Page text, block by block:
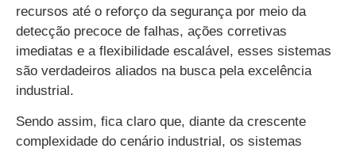
recursos até o reforço da segurança por meio da
detecção precoce de falhas, ações corretivas
imediatas e a flexibilidade escalável, esses sistemas
são verdadeiros aliados na busca pela excelência
industrial.
Sendo assim, fica claro que, diante da crescente
complexidade do cenário industrial, os sistemas